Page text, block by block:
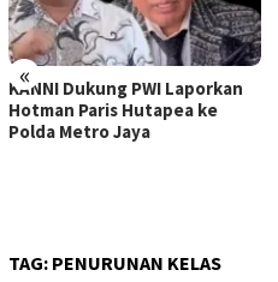
«
KANNI Dukung PWI Laporkan
Hotman Paris Hutapea ke
Polda Metro Jaya
TAG: PENURUNAN KELAS